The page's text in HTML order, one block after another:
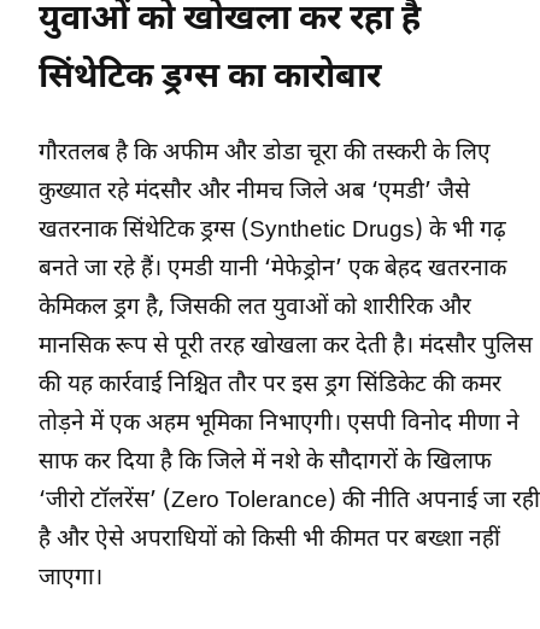
युवाओं को खोखला कर रहा है
सिंथेटिक ड्रग्स का कारोबार
गौरतलब है कि अफीम और डोडा चूरा की तस्करी के लिए
कुख्यात रहे मंदसौर और नीमच जिले अब ‘एमडी’ जैसे
खतरनाक सिंथेटिक ड्रग्स (Synthetic Drugs) के भी गढ़
बनते जा रहे हैं। एमडी यानी ‘मेफेड्रोन’ एक बेहद खतरनाक
केमिकल ड्रग है, जिसकी लत युवाओं को शारीरिक और
मानसिक रूप से पूरी तरह खोखला कर देती है। मंदसौर पुलिस
की यह कार्रवाई निश्चित तौर पर इस ड्रग सिंडिकेट की कमर
तोड़ने में एक अहम भूमिका निभाएगी। एसपी विनोद मीणा ने
साफ कर दिया है कि जिले में नशे के सौदागरों के खिलाफ
‘जीरो टॉलरेंस’ (Zero Tolerance) की नीति अपनाई जा रही
है और ऐसे अपराधियों को किसी भी कीमत पर बख्शा नहीं
जाएगा।